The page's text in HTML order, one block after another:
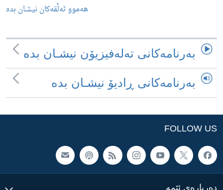
هه‌موو ئه‌ڵقه‌کان نیشـان بده‌
به‌رنامه‌کانی ته‌له‌فیزیۆن نیشـان بده‌
به‌رنامه‌کانی ڕادیۆ نیشـان بده‌
FOLLOW US
ده‌رباره‌ی ئێمه‌